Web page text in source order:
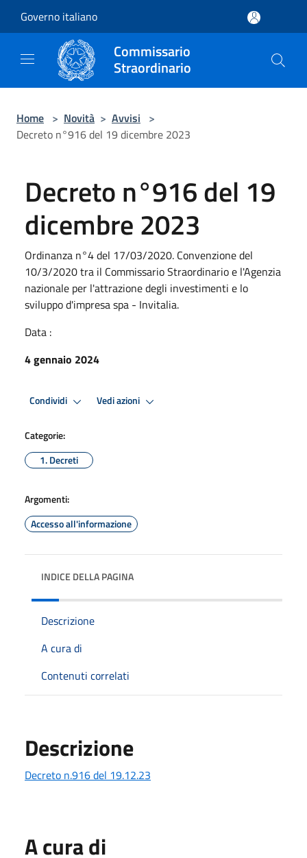
Governo italiano
Commissario
Straordinario
Home > Novità > Avvisi >
Decreto n°916 del 19 dicembre 2023
Decreto n°916 del 19
dicembre 2023
Ordinanza n°4 del 17/03/2020. Convenzione del
10/3/2020 tra il Commissario Straordinario e l'Agenzia
nazionale per l'attrazione degli investimenti e lo
sviluppo d'impresa spa - Invitalia.
Data :
4 gennaio 2024
Condividi Vedi azioni
Categorie:
1. Decreti
Argomenti:
Accesso all'informazione
INDICE DELLA PAGINA
Descrizione
A cura di
Contenuti correlati
Descrizione
Decreto n.916 del 19.12.23
A cura di